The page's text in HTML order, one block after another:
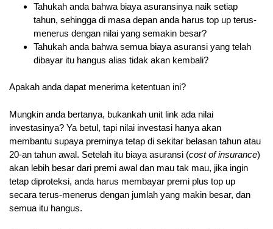
Tahukah anda bahwa biaya asuransinya naik setiap
tahun, sehingga di masa depan anda harus top up terus-
menerus dengan nilai yang semakin besar?
Tahukah anda bahwa semua biaya asuransi yang telah
dibayar itu hangus alias tidak akan kembali?
Apakah anda dapat menerima ketentuan ini?
Mungkin anda bertanya, bukankah unit link ada nilai
investasinya? Ya betul, tapi nilai investasi hanya akan
membantu supaya preminya tetap di sekitar belasan tahun atau
20-an tahun awal. Setelah itu biaya asuransi (cost of insurance)
akan lebih besar dari premi awal dan mau tak mau, jika ingin
tetap diproteksi, anda harus membayar premi plus top up
secara terus-menerus dengan jumlah yang makin besar, dan
semua itu hangus.